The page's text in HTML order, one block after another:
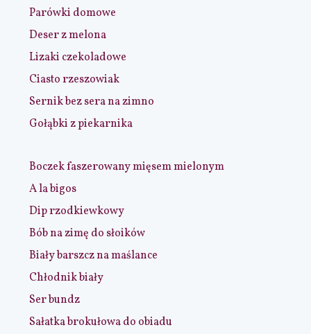
Parówki domowe
Deser z melona
Lizaki czekoladowe
Ciasto rzeszowiak
Sernik bez sera na zimno
Gołąbki z piekarnika
Boczek faszerowany mięsem mielonym
A la bigos
Dip rzodkiewkowy
Bób na zimę do słoików
Biały barszcz na maślance
Chłodnik biały
Ser bundz
Sałatka brokułowa do obiadu